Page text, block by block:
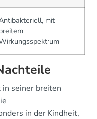
mit
breitem
seiner breiten
in der Kindheit,